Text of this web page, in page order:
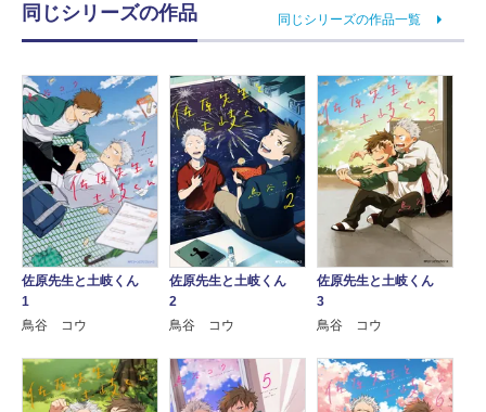
同じシリーズの作品 同じシリーズの作品一覧
佐原先生と土岐くん
1
鳥谷 コウ
佐原先生と土岐くん
2
鳥谷 コウ
佐原先生と土岐くん
3
鳥谷 コウ